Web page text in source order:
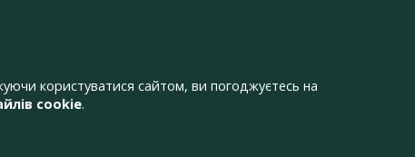
користуватися сайтом, ви погоджуєтесь на
cookie.